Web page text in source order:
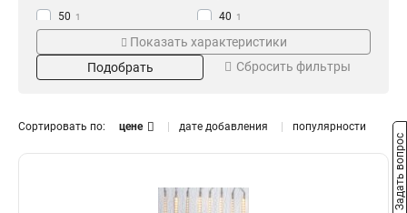
50 1 40 1
Цвет
Теплый Белый 1
Показать характеристики
Подобрать
Сбросить фильтры
Сортировать по: цене дате добавления популярности
Задать вопрос